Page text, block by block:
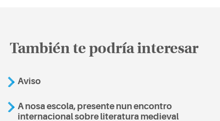
También te podría interesar
Aviso
A nosa escola, presente nun encontro
internacional sobre literatura medieval